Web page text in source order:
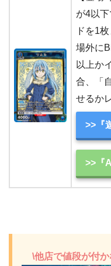
が4以
ドを1
場外に
以上か
合、「
せるか
>>『
>>『
\他店で値段が付